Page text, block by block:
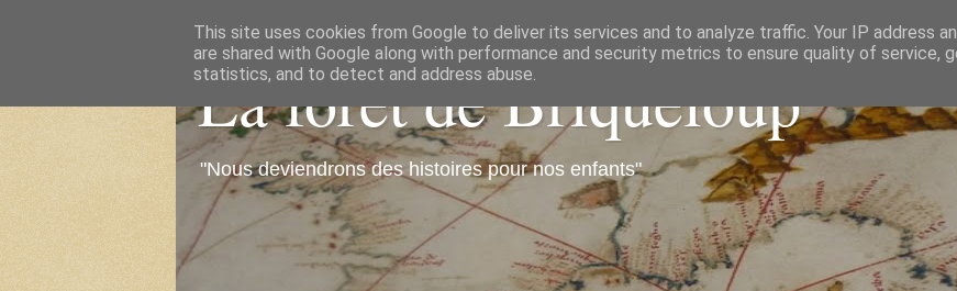
La forêt de Briqueloup
"Nous deviendrons des histoires pour nos enfants"
This site uses cookies from Google to deliver its services and to analyze traffic. Your IP address
are shared with Google along with performance and security metrics to ensure quality of service,
statistics, and to detect and address abuse.